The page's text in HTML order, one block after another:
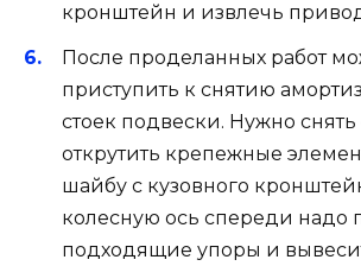
кронштейн и извлечь
После проделанных работ
приступить к снятию
стоек подвески. Нужно
открутить крепежные
шайбу с кузовного
колесную ось спереди надо
подходящие упоры и